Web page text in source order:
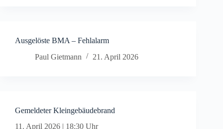
Ausgelöste BMA – Fehlalarm
Paul Gietmann
21. April 2026
Gemeldeter Kleingebäudebrand
11. April 2026 | 18:30 Uhr